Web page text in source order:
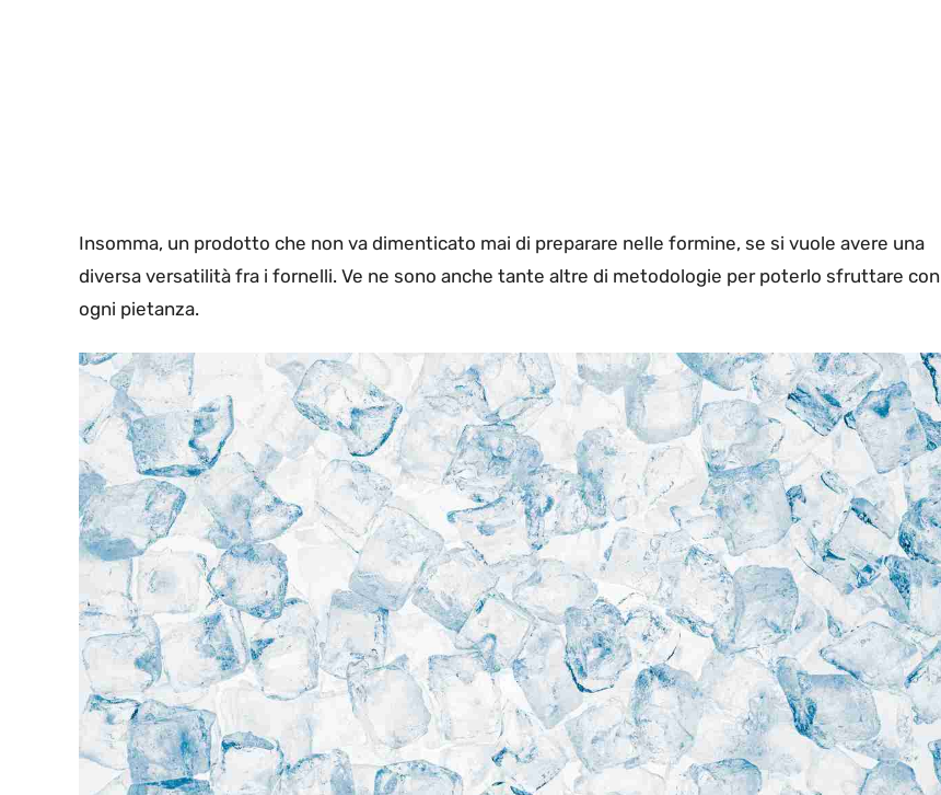
Insomma, un prodotto che non va dimenticato mai di preparare nelle formine, se si vuole avere una
diversa versatilità fra i fornelli. Ve ne sono anche tante altre di metodologie per poterlo sfruttare con
ogni pietanza.